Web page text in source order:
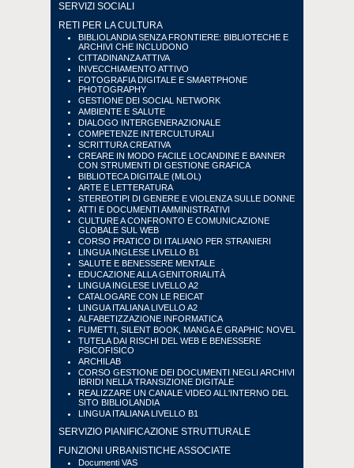
SERVIZI SOCIALI
RETI PER LA CULTURA
BIBLIOLANDIA SENZA FRONTIERE: BIBLIOTECHE E
ARCHIVI CHE INCLUDONO
CITTADINANZA ATTIVA
INVECCHIAMENTO ATTIVO
FOTOGRAFIA DIGITALE E SMARTPHONE
PHOTOGRAPHY
GESTIONE DEI SOCIAL NETWORK
AMBIENTE E SALUTE
DIALOGO INTERGENERAZIONALE
COMPETENZE INTERCULTURALI
SCRITTURA CREATIVA
CREARE IN MODO FACILE LOCANDINE E BANNER
CON STRUMENTI DI GESTIONE GRAFICA
BIBLIOTECA DIGITALE (MLOL)
ARTE E LETTERATURA
STEREOTIPI DI GENERE E VIOLENZA SULLE DONNE
ATTI E DOCUMENTI AMMINISTRATIVI
CULTURE A CONFRONTO E COMUNICAZIONE
GLOBALE SUL WEB
CORSO PRATICO DI ITALIANO PER STRANIERI
LINGUA INGLESE LIVELLO B1
SALUTE E BENESSERE MENTALE
EDUCAZIONE ALLA GENITORIALITÀ
LINGUA INGLESE LIVELLO A2
CATALOGARE CON LE REICAT
LINGUA ITALIANA LIVELLO A2
ALFABETIZZAZIONE INFORMATICA
FUMETTI, SILENT BOOK, MANGA E GRAPHIC NOVEL
TUTELA DAI RISCHI DEL WEB E BENESSERE
PSICOFISICO
ARCHILAB
CORSO GESTIONE DEI DOCUMENTI NEGLI ARCHIVI
IBRIDI NELLA TRANSIZIONE DIGITALE
REALIZZARE UN CANALE VIDEO ALL'INTERNO DEL
SITO BIBLIOLANDIA
LINGUA ITALIANA LIVELLO B1
SERVIZIO PIANIFICAZIONE STRUTTURALE
FUNZIONI URBANISTICHE ASSOCIATE
Documenti VAS